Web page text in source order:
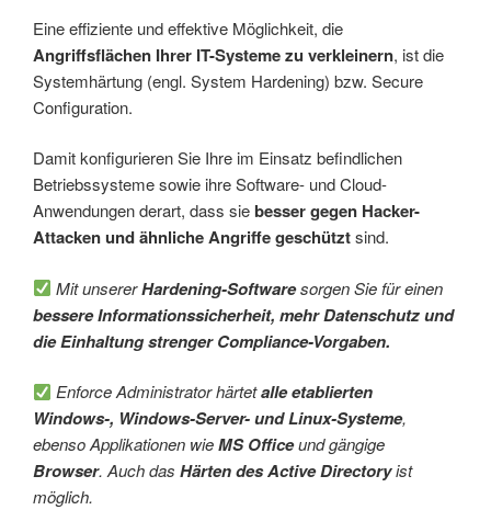
Eine effiziente und effektive Möglichkeit, die
Angriffsflächen Ihrer IT-Systeme zu verkleinern, ist die
Systemhärtung (engl. System Hardening) bzw. Secure
Configuration.
Damit konfigurieren Sie Ihre im Einsatz befindlichen
Betriebssysteme sowie ihre Software- und Cloud-
Anwendungen derart, dass siebesser gegen Hacker-
Attacken und ähnliche Angriffe geschütztsind.
Mit unsererHardening-Softwaresorgen Sie für einen
bessere Informationssicherheit, mehr Datenschutz und
die Einhaltung strenger Compliance-Vorgaben.
Enforce Administrator härtetalle etablierten
Windows-, Windows-Server- und Linux-Systeme,
ebenso Applikationen wieMS Officeund gängige
Browser. Auch das Härten des Active Directoryist
möglich.